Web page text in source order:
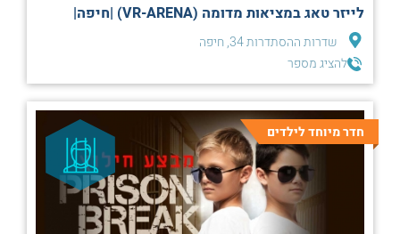
לייזר טאג במציאות מדומה (VR-ARENA) |חיפה|
שדרות ההסתדרות 34, חיפה
להציג מספר
חדר מיוחד לילדים